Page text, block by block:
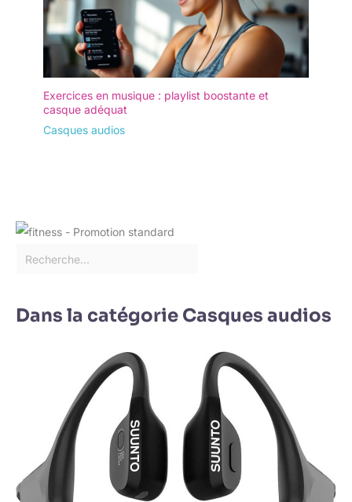
Exercices en musique : playlist boostante et
casque adéquat
Casques audios
Dans la catégorie Casques audios